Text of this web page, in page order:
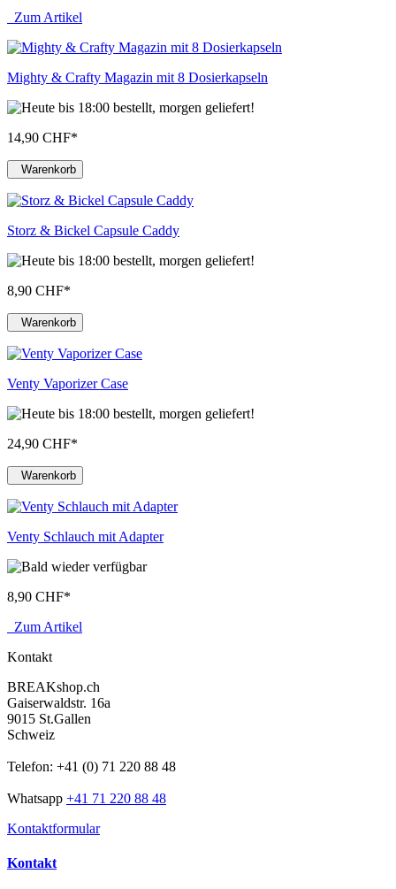
Zum Artikel
Mighty & Crafty Magazin mit 8 Dosierkapseln
14,90 CHF*
Warenkorb
Storz & Bickel Capsule Caddy
8,90 CHF*
Warenkorb
Venty Vaporizer Case
24,90 CHF*
Warenkorb
Venty Schlauch mit Adapter
8,90 CHF*
Zum Artikel
Kontakt
BREAKshop.ch
Gaiserwaldstr. 16a
9015 St.Gallen
Schweiz
Telefon: +41 (0) 71 220 88 48
Whatsapp +41 71 220 88 48
Kontaktformular
Kontakt